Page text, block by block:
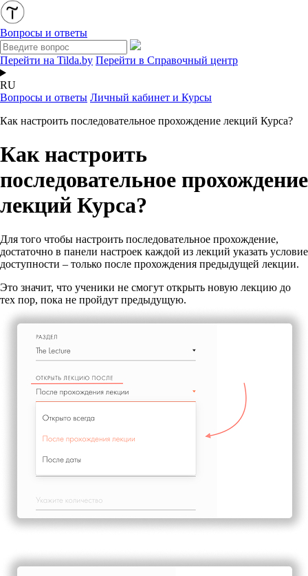
Вопросы и ответы
Перейти на Tilda.by Перейти в Справочный центр
RU
Вопросы и ответы Личный кабинет и Курсы
Как настроить последовательное прохождение лекций Курса?
Как настроить
последовательное прохождение
лекций Курса?
Для того чтобы настроить последовательное прохождение,
достаточно в панели настроек каждой из лекций указать условие
доступности – только после прохождения предыдущей лекции.
Это значит, что ученики не смогут открыть новую лекцию до
тех пор, пока не пройдут предыдущую.